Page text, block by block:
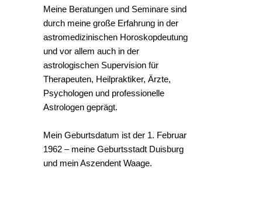
Meine Beratungen und Seminare sind
durch meine große Erfahrung in der
astromedizinischen Horoskopdeutung
und vor allem auch in der
astrologischen Supervision für
Therapeuten, Heilpraktiker, Ärzte,
Psychologen und professionelle
Astrologen geprägt.
Mein Geburtsdatum ist der 1. Februar
1962 – meine Geburtsstadt Duisburg
und mein Aszendent Waage.